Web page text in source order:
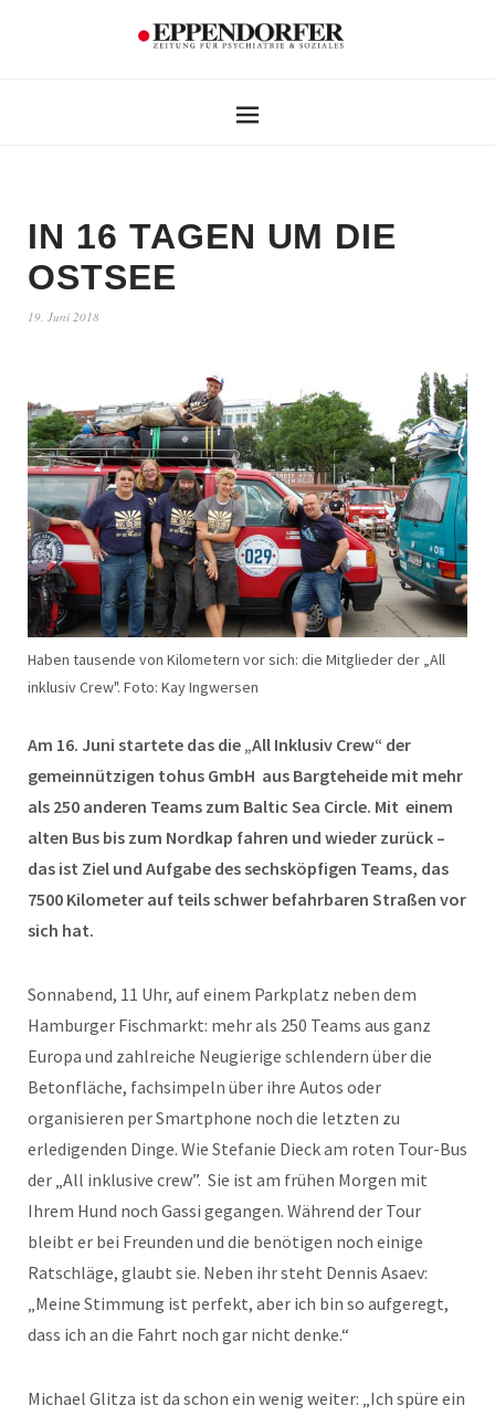
IN 16 TAGEN UM DIE
OSTSEE
19. Juni 2018
Haben tausende von Kilometern vor sich: die Mitglieder der „All
inklusiv Crew". Foto: Kay Ingwersen
Am 16. Juni startete das die „All Inklusiv Crew“ der
gemeinnützigen tohus GmbH aus Bargteheide mit mehr
als 250 anderen Teams zum Baltic Sea Circle. Mit einem
alten Bus bis zum Nordkap fahren und wieder zurück –
das ist Ziel und Aufgabe des sechsköpfigen Teams, das
7500 Kilometer auf teils schwer befahrbaren Straßen vor
sich hat.
Sonnabend, 11 Uhr, auf einem Parkplatz neben dem
Hamburger Fischmarkt: mehr als 250 Teams aus ganz
Europa und zahlreiche Neugierige schlendern über die
Betonfläche, fachsimpeln über ihre Autos oder
organisieren per Smartphone noch die letzten zu
erledigenden Dinge. Wie Stefanie Dieck am roten Tour-Bus
der „All inklusive crew”. Sie ist am frühen Morgen mit
Ihrem Hund noch Gassi gegangen. Während der Tour
bleibt er bei Freunden und die benötigen noch einige
Ratschläge, glaubt sie. Neben ihr steht Dennis Asaev:
„Meine Stimmung ist perfekt, aber ich bin so aufgeregt,
dass ich an die Fahrt noch gar nicht denke.“
Michael Glitza ist da schon ein wenig weiter: „Ich spüre ein